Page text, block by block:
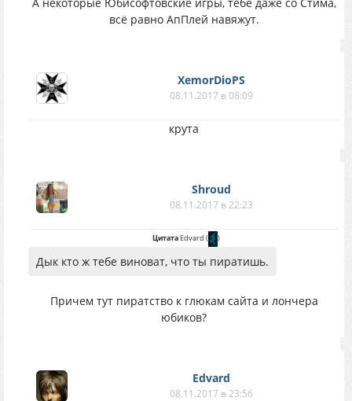
всё равно АпПлей навяжут.
XemorDioPS
08.11.2017 в 08:09
крута
Shroud
08.11.2017 в 22:23
ЦитатаEdvard ( )
Дык кто ж тебе виноват, что ты пиратишь.
Причем тут пиратство к глюкам сайта и лончера
юбиков?
Edvard
08.11.2017 в 23:56